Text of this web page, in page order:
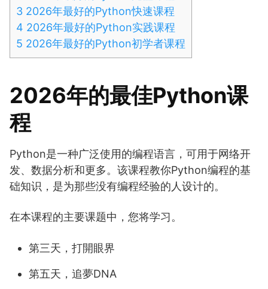
3 2026年最好的Python快速课程
4 2026年最好的Python实践课程
5 2026年最好的Python初学者课程
2026年的最佳Python课
程
Python是一种广泛使用的编程语言，可用于网络开
发、数据分析和更多。该课程教你Python编程的基
础知识，是为那些没有编程经验的人设计的。
在本课程的主要课题中，您将学习。
第三天，打開眼界
第五天，追夢DNA